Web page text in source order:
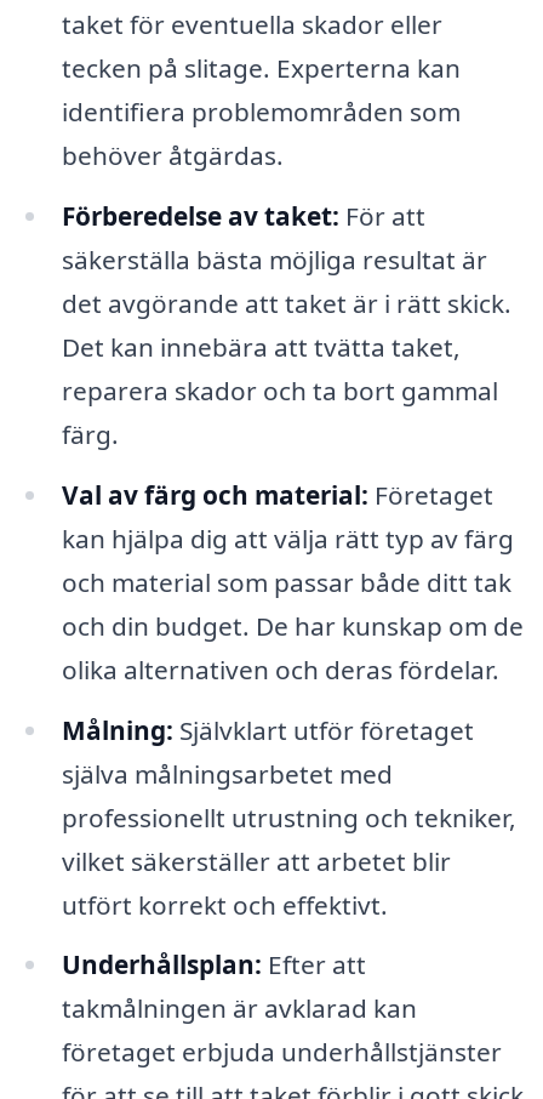
taket för eventuella skador eller
tecken på slitage. Experterna kan
identifiera problemområden som
behöver åtgärdas.
Förberedelse av taket: För att
säkerställa bästa möjliga resultat är
det avgörande att taket är i rätt skick.
Det kan innebära att tvätta taket,
reparera skador och ta bort gammal
färg.
Val av färg och material: Företaget
kan hjälpa dig att välja rätt typ av färg
och material som passar både ditt tak
och din budget. De har kunskap om de
olika alternativen och deras fördelar.
Målning: Självklart utför företaget
själva målningsarbetet med
professionellt utrustning och tekniker,
vilket säkerställer att arbetet blir
utfört korrekt och effektivt.
Underhållsplan: Efter att
takmålningen är avklarad kan
företaget erbjuda underhållstjänster